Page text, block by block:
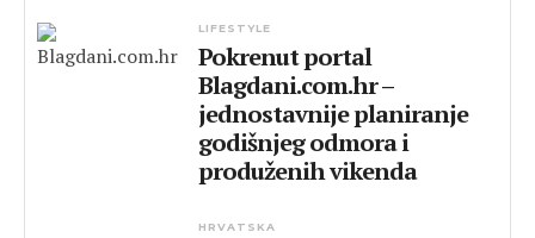
LIFESTYLE
Pokrenut portal
Blagdani.com.hr –
jednostavnije planiranje
godišnjeg odmora i
produženih vikenda
HRVATSKA